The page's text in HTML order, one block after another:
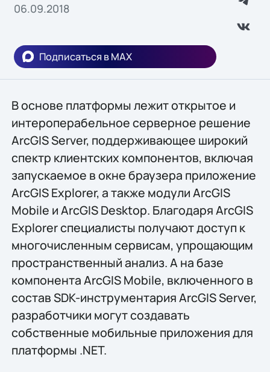
06.09.2018
Подписаться в MAX
В основе платформы лежит открытое и
интероперабельное серверное решение
ArcGIS Server, поддерживающее широкий
спектр клиентских компонентов, включая
запускаемое в окне браузера приложение
ArcGIS Explorer, а также модули ArcGIS
Mobile и ArcGIS Desktop. Благодаря ArcGIS
Explorer специалисты получают доступ к
многочисленным сервисам, упрощающим
пространственный анализ. А на базе
компонента ArcGIS Mobile, включенного в
состав SDK-инструментария ArcGIS Server,
разработчики могут создавать
собственные мобильные приложения для
платформы .NET.